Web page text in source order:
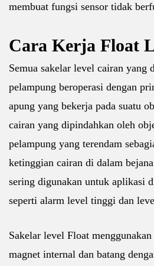
membuat fungsi sensor tidak
Cara Kerja Float
Semua sakelar level cairan yang
pelampung beroperasi dengan
apung yang bekerja pada suatu
cairan yang dipindahkan oleh
pelampung yang terendam
ketinggian cairan di dalam
sering digunakan untuk aplikasi
seperti alarm level tinggi dan
Sakelar level Float
magnet internal dan batang